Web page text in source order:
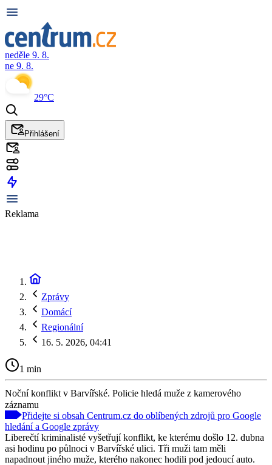
neděle 9. 8.
ne 9. 8.
29°C
Přihlášení
Reklama
Zprávy
Domácí
Regionální
16. 5. 2026, 04:41
1 min
Noční konflikt v Barvířské. Policie hledá muže z kamerového
záznamu
Přidejte si obsah Centrum.cz do oblíbených zdrojů pro Google
hledání a Google zprávy
Liberečtí kriminalisté vyšetřují konflikt, ke kterému došlo 12. dubna
asi hodinu po půlnoci v Barvířské ulici. Tři muži tam měli
napadnout jiného muže, kterého nakonec hodili pod jedoucí auto.